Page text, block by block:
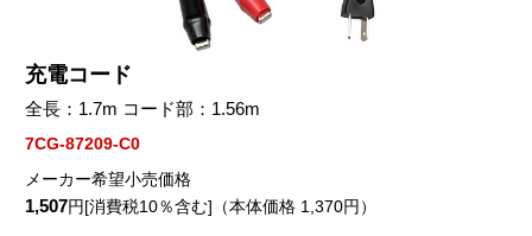
充電コード
全長：1.7m コード部：1.56m
7CG-87209-C0
メーカー希望小売価格
1,507円[消費税10％含む]（本体価格 1,370円）